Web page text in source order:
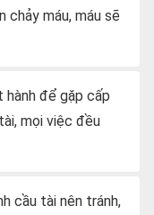
chảy máu, máu sẽ
hành để gặp cấp
mọi việc đều
cầu tài nên tránh,